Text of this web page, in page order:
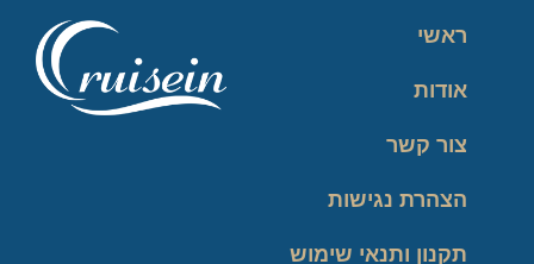
ראשי
אודות
צור קשר
הצהרת נגישות
תקנון ותנאי שימוש